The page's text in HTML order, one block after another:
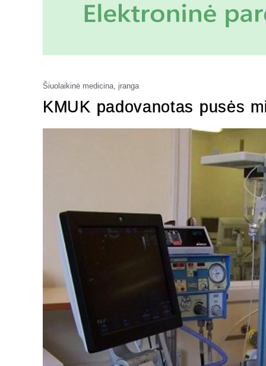
Šiuolaikinė medicina, įranga
KMUK padovanotas pusės